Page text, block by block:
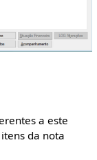
a este
da nota